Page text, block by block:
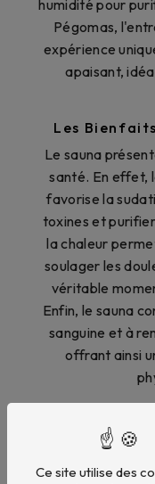
humidité pour
Pégomas,
expérience
apaisant,
Les
Le sauna
santé. En effet,
favorise la
toxines et
la chaleur
soulager les
véritable
Enfin, le sauna
sanguine et à
offrant ainsi
Les
Il existe
une expérience
Ce site utilise des